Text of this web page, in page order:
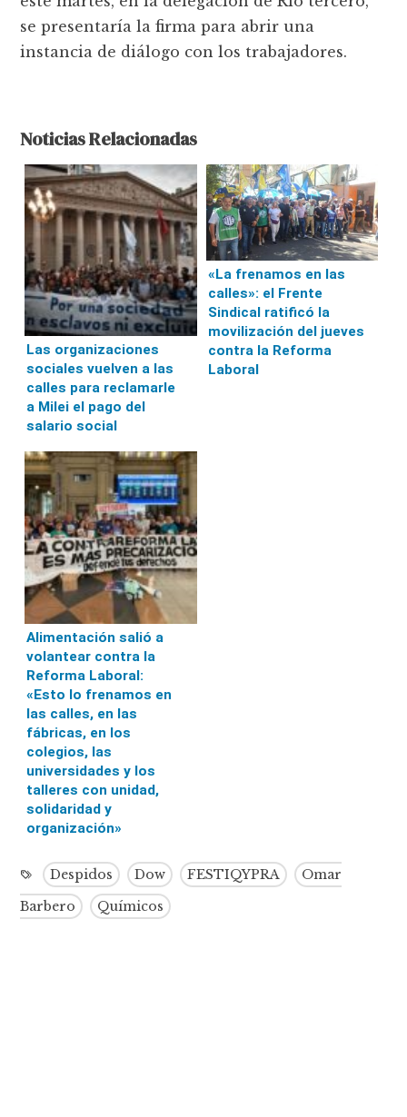
se presentaría la firma para abrir una
instancia de diálogo con los trabajadores.
Noticias Relacionadas
Las organizaciones
sociales vuelven a las
calles para reclamarle
a Milei el pago del
salario social
«La frenamos en las
calles»: el Frente
Sindical ratificó la
movilización del jueves
contra la Reforma
Laboral
Alimentación salió a
volantear contra la
Reforma Laboral:
«Esto lo frenamos en
las calles, en las
fábricas, en los
colegios, las
universidades y los
talleres con unidad,
solidaridad y
organización»
Despidos Dow FESTIQYPRA
Omar
Barbero
Químicos